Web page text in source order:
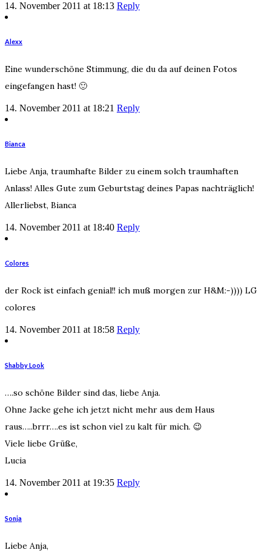
14. November 2011 at 18:13 Reply
Alexx
Eine wunderschöne Stimmung, die du da auf deinen Fotos
eingefangen hast! 🙂
14. November 2011 at 18:21 Reply
Bianca
Liebe Anja, traumhafte Bilder zu einem solch traumhaften
Anlass! Alles Gute zum Geburtstag deines Papas nachträglich!
Allerliebst, Bianca
14. November 2011 at 18:40 Reply
Colores
der Rock ist einfach genial!! ich muß morgen zur H&M:-)))) LG
colores
14. November 2011 at 18:58 Reply
Shabby Look
….so schöne Bilder sind das, liebe Anja.
Ohne Jacke gehe ich jetzt nicht mehr aus dem Haus
raus…..brrr….es ist schon viel zu kalt für mich. 😉
Viele liebe Grüße,
Lucia
14. November 2011 at 19:35 Reply
Sonja
Liebe Anja,